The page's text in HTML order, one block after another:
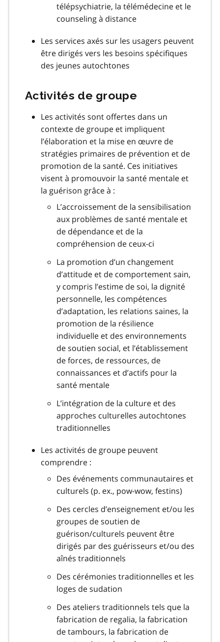
télépsychiatrie, la télémédecine et le
counseling à distance
Les services axés sur les usagers peuvent
être dirigés vers les besoins spécifiques
des jeunes autochtones
Activités de groupe
Les activités sont offertes dans un
contexte de groupe et impliquent
l’élaboration et la mise en œuvre de
stratégies primaires de prévention et de
promotion de la santé. Ces initiatives
visent à promouvoir la santé mentale et
la guérison grâce à :
L’accroissement de la sensibilisation
aux problèmes de santé mentale et
de dépendance et de la
compréhension de ceux-ci
La promotion d’un changement
d’attitude et de comportement sain,
y compris l’estime de soi, la dignité
personnelle, les compétences
d’adaptation, les relations saines, la
promotion de la résilience
individuelle et des environnements
de soutien social, et l’établissement
de forces, de ressources, de
connaissances et d’actifs pour la
santé mentale
L’intégration de la culture et des
approches culturelles autochtones
traditionnelles
Les activités de groupe peuvent
comprendre :
Des événements communautaires et
culturels (p. ex., pow-wow, festins)
Des cercles d’enseignement et/ou les
groupes de soutien de
guérison/culturels peuvent être
dirigés par des guérisseurs et/ou des
aînés traditionnels
Des cérémonies traditionnelles et les
loges de sudation
Des ateliers traditionnels tels que la
fabrication de regalia, la fabrication
de tambours, la fabrication de